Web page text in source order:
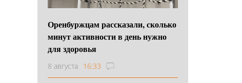
Оренбуржцам рассказали, сколько
минут активности в день нужно
для здоровья
8 августа 16:33